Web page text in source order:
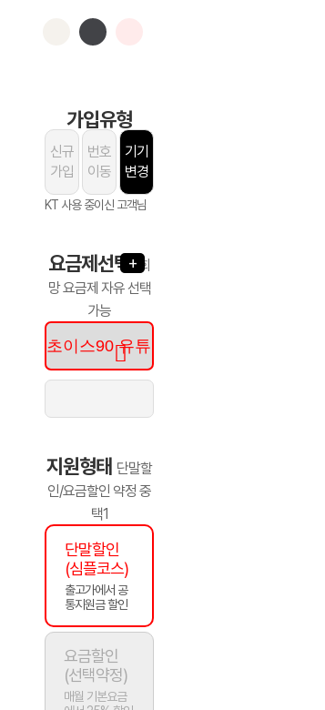
가입유형
신규
가입
번호
이동
기기
변경
KT 사용 중이신 고객님
요금제선택 희
망 요금제 자유 선택
가능
+
지원형태 단말할
인/요금할인 약정 중
택1
단말할인
(심플코스)
출고가에서 공
통지원금 할인
요금할인
(선택약정)
매월 기본요금